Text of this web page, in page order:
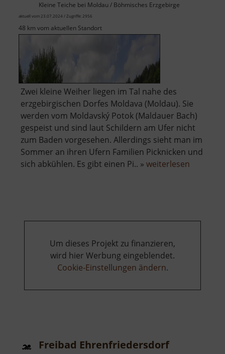
Kleine Teiche bei Moldau / Böhmisches Erzgebirge
aktuell vom 23.07.2024 / Zugriffe: 2956
48 km vom aktuellen Standort
Zwei kleine Weiher liegen im Tal nahe des
erzgebirgischen Dorfes Moldava (Moldau). Sie
werden vom Moldavský Potok (Maldauer Bach)
gespeist und sind laut Schildern am Ufer nicht
zum Baden vorgesehen. Allerdings sieht man im
Sommer an ihren Ufern Familien Picknicken und
sich abkühlen. Es gibt einen Pi.. » weiterlesen
Um dieses Projekt zu finanzieren,
wird hier Werbung eingeblendet.
Cookie-Einstellungen ändern.
Freibad Ehrenfriedersdorf